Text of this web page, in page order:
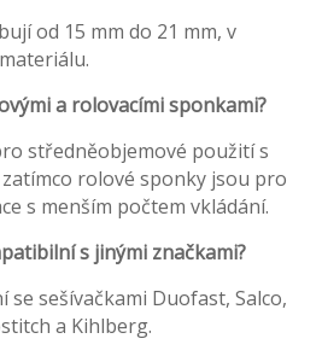
od 15 mm do 21 mm, v
a rolovacími sponkami?
středněobjemové použití s
rolové sponky jsou pro
s menším počtem vkládání.
s jinými značkami?
sešívačkami Duofast, Salco,
a Kihlberg.